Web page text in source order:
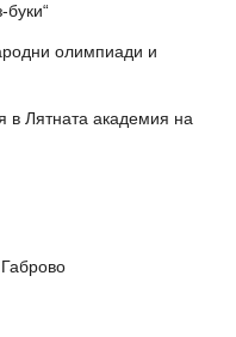
олимпиади и
в Лятната академия на